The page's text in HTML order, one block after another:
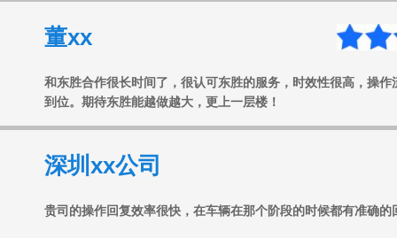
到位。期待东胜能越做越大，更上一层楼！